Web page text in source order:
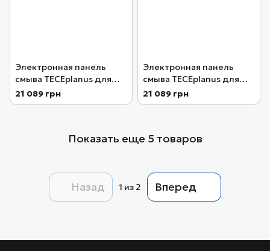
Электронная панель
смыва TECEplanus для
писсуара, батарея 6 В,
хром глянцевый
21 089 грн
Электронная панель
смыва TECEplanus для
писсуара, батарея 6 В,
белая глянцевая
21 089 грн
Показать еще 5 товаров
Назад 1 из 2 Вперед